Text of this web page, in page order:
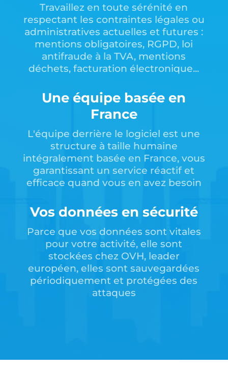
Travaillez en toute sérénité en
respectant les contraintes légales ou
administratives actuelles et futures :
mentions obligatoires, RGPD, loi
antifraude à la TVA, mentions
déchets, facturation électronique...
Une équipe basée en
France
L'équipe derrière le logiciel est une
structure à taille humaine
intégralement basée en France, vous
garantissant un service réactif et
efficace quand vous en avez besoin
Vos données en sécurité
Parce que vos données sont vitales
pour votre activité, elle sont
stockées chez OVH, leader
européen, elles sont sauvegardées
périodiquement et protégées des
attaques